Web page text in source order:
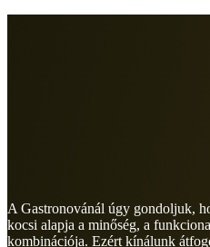
A Gastronovánál úgy gondoljuk,
kocsi alapja a minőség, a
kombinációja. Ezért kínálunk